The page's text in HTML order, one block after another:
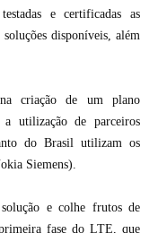
e certificadas as
disponíveis, além
criação de um plano
utilização de parceiros
do Brasil utilizam os
Siemens).
e colhe frutos de
fase do LTE, que